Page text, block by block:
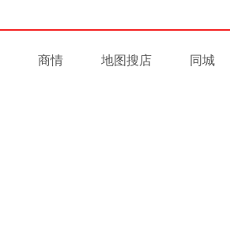
商情 地图搜店 同城